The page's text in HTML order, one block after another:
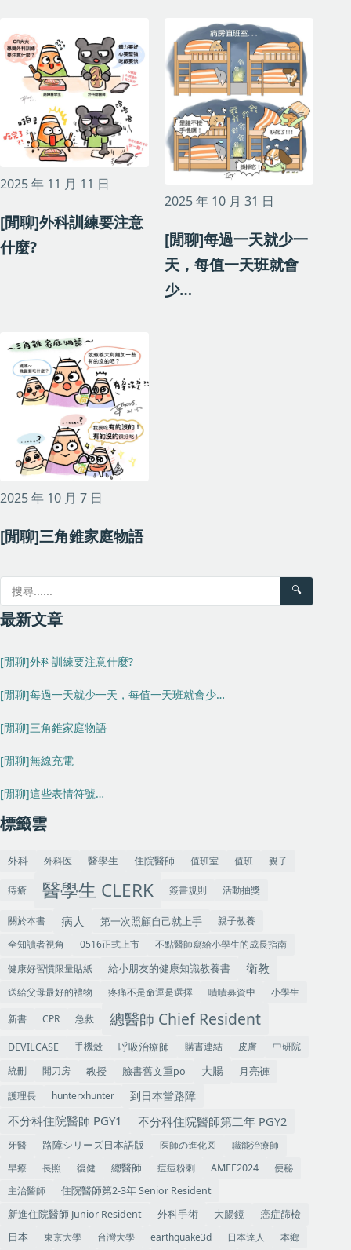
2025 年 11 月 11 日
[閒聊]外科訓練要注意
什麼?
2025 年 10 月 31 日
[閒聊]每過一天就少一
天，每值一天班就會
少…
2025 年 10 月 7 日
[閒聊]三角錐家庭物語
🔍
最新文章
[閒聊]外科訓練要注意什麼?
[閒聊]每過一天就少一天，每值一天班就會少…
[閒聊]三角錐家庭物語
[閒聊]無線充電
[閒聊]這些表情符號…
標籤雲
外科 外科医 醫學生 住院醫師 值班室 值班 親子
痔瘡 醫學生 CLERK 簽書規則 活動抽獎
關於本書 病人 第一次照顧自己就上手
親子教養
全知讀者視角
0516正式上市
不點醫師寫給小學生的成長指南
健康好習慣限量貼紙
給小朋友的健康知識教養書 衛教
送給父母最好的禮物 疼痛不是命運是選擇 嘖嘖募資中
小學生
新書
CPR 急救 總醫師 Chief Resident
DEVILCASE 手機殼 呼吸治療師 購書連結 皮膚
中研院
統刪
開刀房 教授 臉書舊文重po 大腸
月亮褲
護理長
hunterxhunter 到日本當路障
不分科住院醫師 PGY1 不分科住院醫師第二年 PGY2
牙醫 路障シリーズ日本語版 医師の進化図
職能治療師
早療
長照 復健 總醫師 痘痘粉刺 AMEE2024
便秘
主治醫師
住院醫師第2-3年 Senior Resident
新進住院醫師 Junior Resident
外科手術 大腸鏡 癌症篩檢
日本 東京大學 台灣大學 earthquake3d 日本達人
本鄉